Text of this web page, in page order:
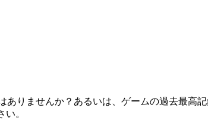
りませんか？あるいは、ゲームの過去最高
。